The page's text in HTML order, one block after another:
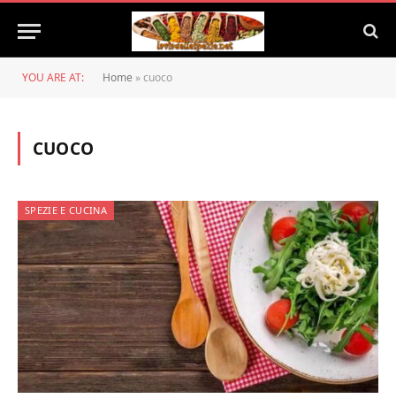
YOU ARE AT: Home »cuoco
CUOCO
SPEZIE E CUCINA